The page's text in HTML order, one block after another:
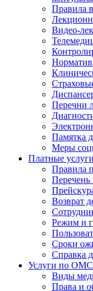
Правила
Видео-
Перечни
Памятка
Меры
Платные услуги
Правила
Перечень
Возврат
Режим и
Сроки
Справка
Услуги по ОМС
Виды
Права и